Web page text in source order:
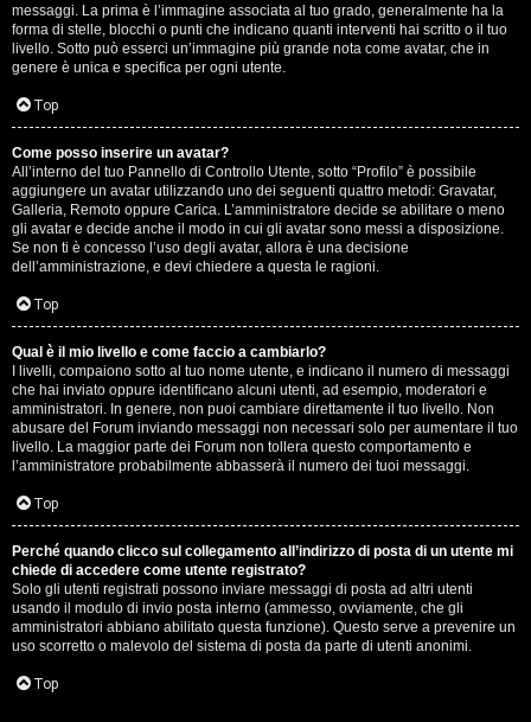
messaggi. La prima è l’immagine associata al tuo grado, generalmente ha la
forma di stelle, blocchi o punti che indicano quanti interventi hai scritto o il tuo
livello. Sotto può esserci un’immagine più grande nota come avatar, che in
genere è unica e specifica per ogni utente.
Top
Come posso inserire un avatar?
All’interno del tuo Pannello di Controllo Utente, sotto “Profilo” è possibile
aggiungere un avatar utilizzando uno dei seguenti quattro metodi: Gravatar,
Galleria, Remoto oppure Carica. L’amministratore decide se abilitare o meno
gli avatar e decide anche il modo in cui gli avatar sono messi a disposizione.
Se non ti è concesso l’uso degli avatar, allora è una decisione
dell’amministrazione, e devi chiedere a questa le ragioni.
Top
Qual è il mio livello e come faccio a cambiarlo?
I livelli, compaiono sotto al tuo nome utente, e indicano il numero di messaggi
che hai inviato oppure identificano alcuni utenti, ad esempio, moderatori e
amministratori. In genere, non puoi cambiare direttamente il tuo livello. Non
abusare del Forum inviando messaggi non necessari solo per aumentare il tuo
livello. La maggior parte dei Forum non tollera questo comportamento e
l’amministratore probabilmente abbasserà il numero dei tuoi messaggi.
Top
Perché quando clicco sul collegamento all’indirizzo di posta di un utente mi
chiede di accedere come utente registrato?
Solo gli utenti registrati possono inviare messaggi di posta ad altri utenti
usando il modulo di invio posta interno (ammesso, ovviamente, che gli
amministratori abbiano abilitato questa funzione). Questo serve a prevenire un
uso scorretto o malevolo del sistema di posta da parte di utenti anonimi.
Top
i
D
’
A
g
o
s
t
i
n
o
P
l
a
n
e
t